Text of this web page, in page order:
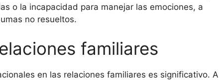
o la incapacidad para manejar las emociones, a
no resueltos.
familiares
en las relaciones familiares es significativo. A